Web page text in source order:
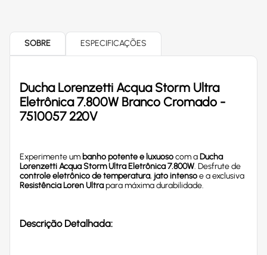
SOBRE ESPECIFICAÇÕES
Ducha Lorenzetti Acqua Storm Ultra
Eletrônica 7.800W Branco Cromado -
7510057 220V
Experimente um banho potente e luxuosocom aDucha
Lorenzetti Acqua Storm Ultra Eletrônica 7.800W. Desfrute de
controle eletrônico de temperatura, jato intensoe a exclusiva
Resistência Loren Ultrapara máxima durabilidade.
Descrição Detalhada: